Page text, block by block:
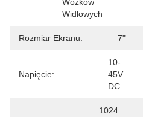
Widłowych
Rozmiar Ekranu: 7"
Napięcie:
10-
45V
DC
1024